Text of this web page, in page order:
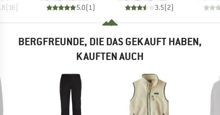
( 16)
5.0( 1)
3.5(2)
BERGFREUNDE, DIE DAS GEKAUFT HABEN,
KAUFTEN AUCH